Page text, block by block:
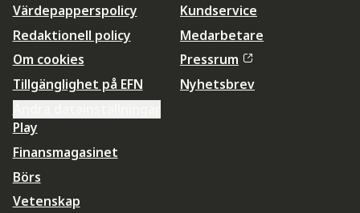
Värdepapperspolicy
Redaktionell policy
Om cookies
Tillgänglighet på EFN
Kundservice
Medarbetare
Pressrum
Nyhetsbrev
Play
Finansmagasinet
Börs
Vetenskap